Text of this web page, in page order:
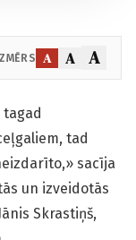
A A A
tad
sacīja
un izveidotās
Skrastiņš,